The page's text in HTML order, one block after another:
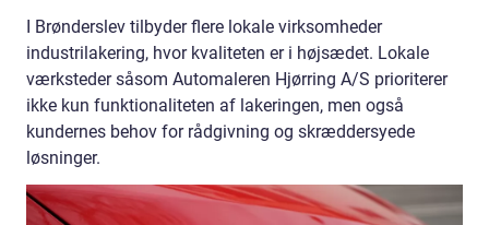
I Brønderslev tilbyder flere lokale virksomheder
industrilakering, hvor kvaliteten er i højsædet. Lokale
værksteder såsom Automaleren Hjørring A/S prioriterer
ikke kun funktionaliteten af lakeringen, men også
kundernes behov for rådgivning og skræddersyede
løsninger.